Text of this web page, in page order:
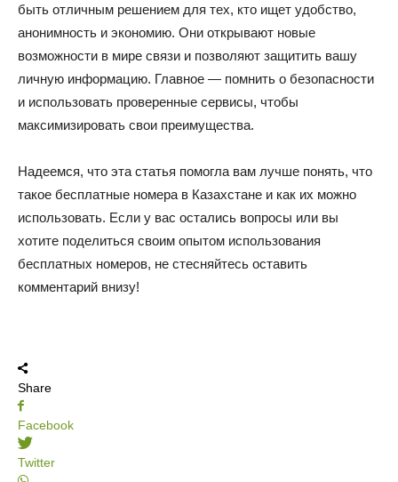
быть отличным решением для тех, кто ищет удобство,
анонимность и экономию. Они открывают новые
возможности в мире связи и позволяют защитить вашу
личную информацию. Главное — помнить о безопасности
и использовать проверенные сервисы, чтобы
максимизировать свои преимущества.
Надеемся, что эта статья помогла вам лучше понять, что
такое бесплатные номера в Казахстане и как их можно
использовать. Если у вас остались вопросы или вы
хотите поделиться своим опытом использования
бесплатных номеров, не стесняйтесь оставить
комментарий внизу!
Share
Facebook
Twitter